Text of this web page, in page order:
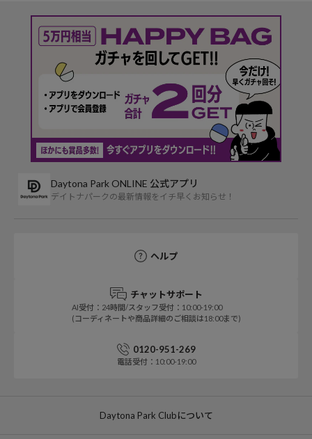
Daytona Park ONLINE 公式アプリ
デイトナパークの最新情報をイチ早くお知らせ！
ヘルプ
チャットサポート
AI受付：24時間/スタッフ受付：10:00-19:00
(コーディネートや商品詳細のご相談は18:00まで)
0120-951-269
電話受付：10:00-19:00
Daytona Park Clubについて